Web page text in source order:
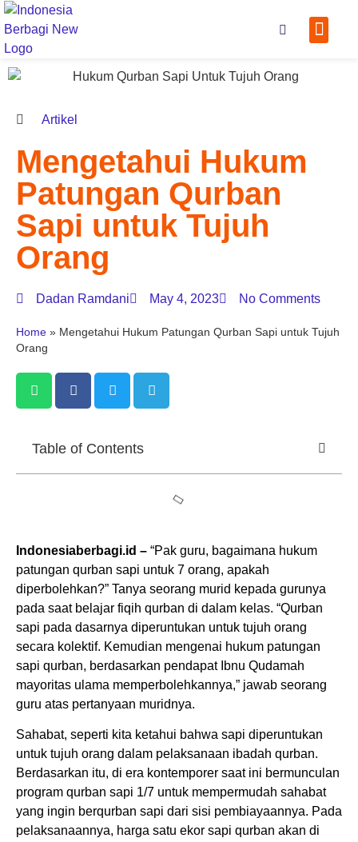
Artikel
Mengetahui Hukum
Patungan Qurban
Sapi untuk Tujuh
Orang
Dadan Ramdani May 4, 2023 No Comments
Home » Mengetahui Hukum Patungan Qurban Sapi untuk Tujuh
Orang
Table of Contents
Indonesiaberbagi.id – “Pak guru, bagaimana hukum
patungan qurban sapi untuk 7 orang, apakah
diperbolehkan?” Tanya seorang murid kepada gurunya
pada saat belajar fiqih qurban di dalam kelas. “Qurban
sapi pada dasarnya diperuntukan untuk tujuh orang
secara kolektif. Kemudian mengenai hukum patungan
sapi qurban, berdasarkan pendapat Ibnu Qudamah
mayoritas ulama memperbolehkannya,” jawab seorang
guru atas pertanyaan muridnya.
Sahabat, seperti kita ketahui bahwa sapi diperuntukan
untuk tujuh orang dalam pelaksanaan ibadah qurban.
Berdasarkan itu, di era kontemporer saat ini bermunculan
program qurban sapi 1/7 untuk mempermudah sahabat
yang ingin berqurban sapi dari sisi pembiayaannya. Pada
pelaksanaannya, harga satu ekor sapi qurban akan di